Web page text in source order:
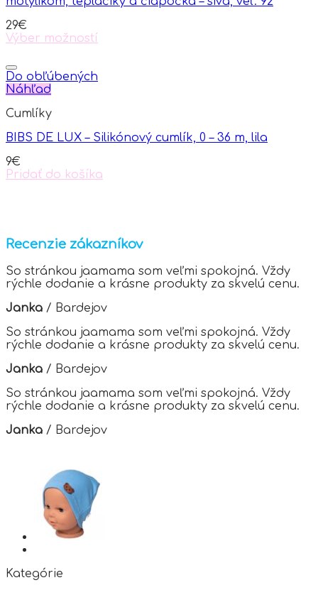
be
on
the
page
29€
Výber možností
product
has
multiple
The
may
chosen
on
Do obľúbených
Náhľad
Cumlíky
BIBS DE LUX – Silikónový cumlík, 0 – 36 m, lila
9€
Pridať do košíka
Recenzie zákazníkov
So stránkou jaamama som veľmi spokojná. Vždy
rýchle dodanie a krásne produkty za skvelú cenu.
Janka / Bardejov
So stránkou jaamama som veľmi spokojná. Vždy
rýchle dodanie a krásne produkty za skvelú cenu.
Janka / Bardejov
So stránkou jaamama som veľmi spokojná. Vždy
rýchle dodanie a krásne produkty za skvelú cenu.
Janka / Bardejov
Kategórie